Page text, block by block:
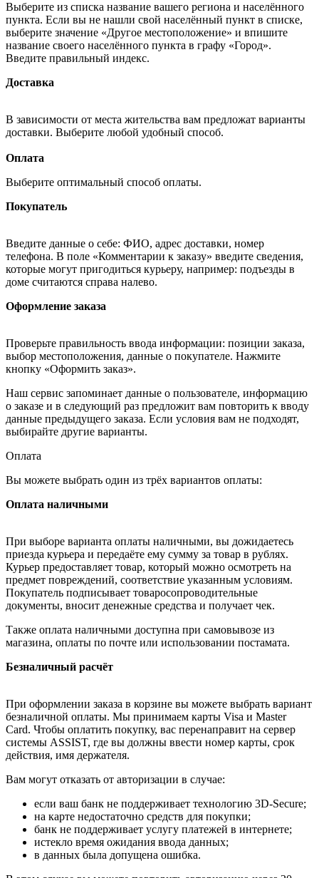
Выберите из списка название вашего региона и населённого
пункта. Если вы не нашли свой населённый пункт в списке,
выберите значение «Другое местоположение» и впишите
название своего населённого пункта в графу «Город».
Введите правильный индекс.
Доставка
В зависимости от места жительства вам предложат варианты
доставки. Выберите любой удобный способ.
Оплата
Выберите оптимальный способ оплаты.
Покупатель
Введите данные о себе: ФИО, адрес доставки, номер
телефона. В поле «Комментарии к заказу» введите сведения,
которые могут пригодиться курьеру, например: подъезды в
доме считаются справа налево.
Оформление заказа
Проверьте правильность ввода информации: позиции заказа,
выбор местоположения, данные о покупателе. Нажмите
кнопку «Оформить заказ».
Наш сервис запоминает данные о пользователе, информацию
о заказе и в следующий раз предложит вам повторить к вводу
данные предыдущего заказа. Если условия вам не подходят,
выбирайте другие варианты.
Оплата
Вы можете выбрать один из трёх вариантов оплаты:
Оплата наличными
При выборе варианта оплаты наличными, вы дожидаетесь
приезда курьера и передаёте ему сумму за товар в рублях.
Курьер предоставляет товар, который можно осмотреть на
предмет повреждений, соответствие указанным условиям.
Покупатель подписывает товаросопроводительные
документы, вносит денежные средства и получает чек.
Также оплата наличными доступна при самовывозе из
магазина, оплаты по почте или использовании постамата.
Безналичный расчёт
При оформлении заказа в корзине вы можете выбрать вариант
безналичной оплаты. Мы принимаем карты Visa и Master
Card. Чтобы оплатить покупку, вас перенаправит на сервер
системы ASSIST, где вы должны ввести номер карты, срок
действия, имя держателя.
Вам могут отказать от авторизации в случае:
если ваш банк не поддерживает технологию 3D-Secure;
на карте недостаточно средств для покупки;
банк не поддерживает услугу платежей в интернете;
истекло время ожидания ввода данных;
в данных была допущена ошибка.